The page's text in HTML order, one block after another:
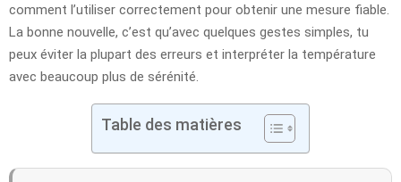
comment l’utiliser correctement pour obtenir une mesure fiable.
La bonne nouvelle, c’est qu’avec quelques gestes simples, tu
peux éviter la plupart des erreurs et interpréter la température
avec beaucoup plus de sérénité.
Table des matières